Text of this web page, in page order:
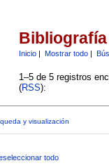
Inicio| Mostrar todo|
1–5 de 5 registros
(RSS):
y visualización
todo